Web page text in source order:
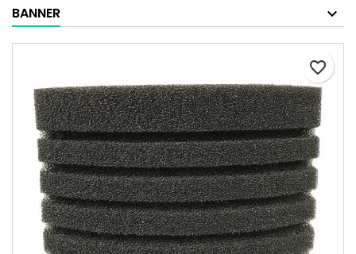
BANNER
favorite_border